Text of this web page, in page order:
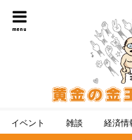
menu
イベント 雑談 経済情